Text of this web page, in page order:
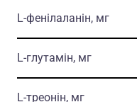
L-фенiлаланiн, мг
L-глутамiн, мг
L-треонiн, мг